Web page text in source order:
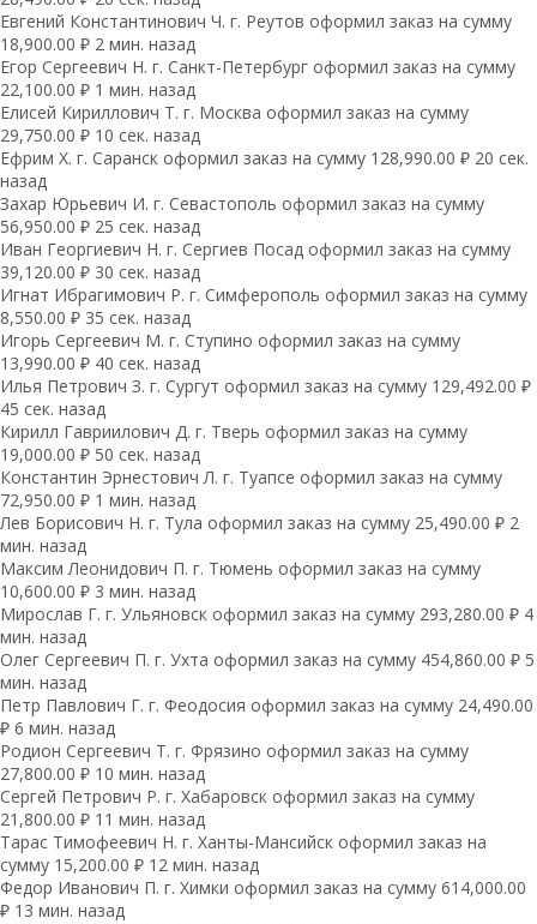
Евгений Константинович Ч. г. Реутов оформил заказ на сумму
18,900.00 ₽ 2 мин. назад
Егор Сергеевич Н. г. Санкт-Петербург оформил заказ на сумму
22,100.00 ₽ 1 мин. назад
Елисей Кириллович Т. г. Москва оформил заказ на сумму
29,750.00 ₽ 10 сек. назад
Ефрим Х. г. Саранск оформил заказ на сумму 128,990.00 ₽ 20 сек.
назад
Захар Юрьевич И. г. Севастополь оформил заказ на сумму
56,950.00 ₽ 25 сек. назад
Иван Георгиевич Н. г. Сергиев Посад оформил заказ на сумму
39,120.00 ₽ 30 сек. назад
Игнат Ибрагимович Р. г. Симферополь оформил заказ на сумму
8,550.00 ₽ 35 сек. назад
Игорь Сергеевич М. г. Ступино оформил заказ на сумму
13,990.00 ₽ 40 сек. назад
Илья Петрович З. г. Сургут оформил заказ на сумму 129,492.00 ₽
45 сек. назад
Кирилл Гавриилович Д. г. Тверь оформил заказ на сумму
19,000.00 ₽ 50 сек. назад
Константин Эрнестович Л. г. Туапсе оформил заказ на сумму
72,950.00 ₽ 1 мин. назад
Лев Борисович Н. г. Тула оформил заказ на сумму 25,490.00 ₽ 2
мин. назад
Максим Леонидович П. г. Тюмень оформил заказ на сумму
10,600.00 ₽ 3 мин. назад
Мирослав Г. г. Ульяновск оформил заказ на сумму 293,280.00 ₽ 4
мин. назад
Олег Сергеевич П. г. Ухта оформил заказ на сумму 454,860.00 ₽ 5
мин. назад
Петр Павлович Г. г. Феодосия оформил заказ на сумму 24,490.00
₽ 6 мин. назад
Родион Сергеевич Т. г. Фрязино оформил заказ на сумму
27,800.00 ₽ 10 мин. назад
Сергей Петрович Р. г. Хабаровск оформил заказ на сумму
21,800.00 ₽ 11 мин. назад
Тарас Тимофеевич Н. г. Ханты-Мансийск оформил заказ на
сумму 15,200.00 ₽ 12 мин. назад
Федор Иванович П. г. Химки оформил заказ на сумму 614,000.00
₽ 13 мин. назад